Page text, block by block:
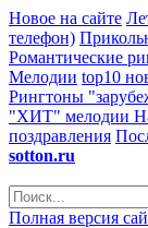
Новое на сайте
телефон)
Романтические
Мелодии top10
Рингтоны
"ХИТ" мелодии
поздравления
sotton.ru
Полная версия